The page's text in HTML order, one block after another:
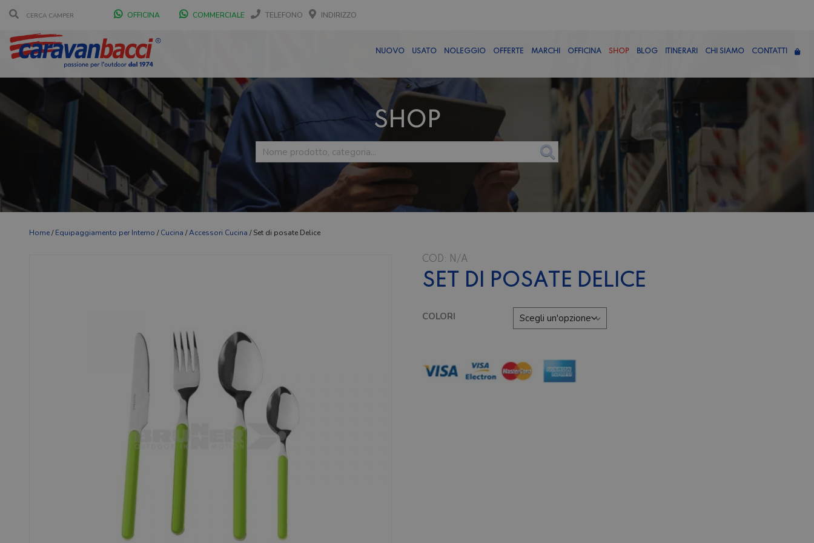
OFFICINA COMMERCIALE TELEFONO INDIRIZZO
NUOVO USATO NOLEGGIO OFFERTE MARCHI OFFICINA SHOP BLOG ITINERARI CHI SIAMO CONTATTI
SHOP
Home/Equipaggiamento per Interno /Cucina /Accessori Cucina / Set di posate Delice
COD: N/A
SET DI POSATE DELICE
COLORI
posate